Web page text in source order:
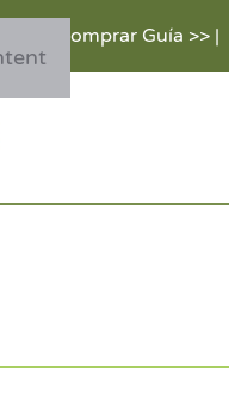
Comprar Guía >>|